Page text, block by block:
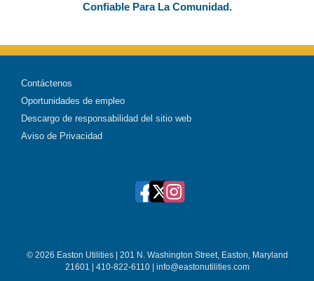
Confiable Para La Comunidad.
Contáctenos
Oportunidades de empleo
Descargo de responsabilidad del sitio web
Aviso de Privacidad
© 2026 Easton Utilities | 201 N. Washington Street, Easton, Maryland
21601 | 410-822-6110 | info@eastonutilities.com